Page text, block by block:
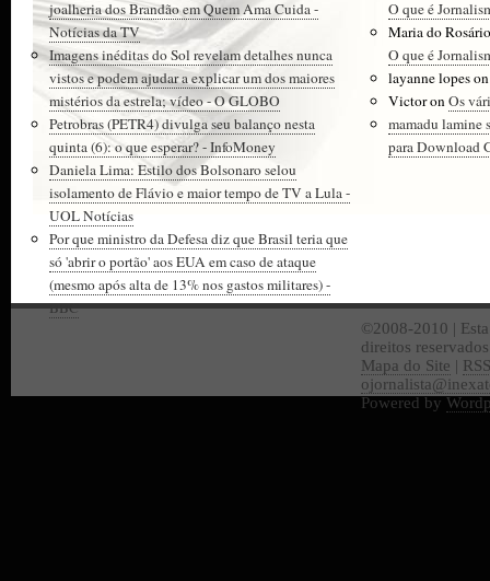
joalheria dos Brandão em Quem Ama Cuida -
Notícias da TV
Imagens inéditas do Sol revelam detalhes nunca
vistos e podem ajudar a explicar um dos maiores
mistérios da estrela; vídeo - O GLOBO
Petrobras (PETR4) divulga seu balanço nesta
quinta (6): o que esperar? - InfoMoney
Daniela Lima: Estilo dos Bolsonaro selou
isolamento de Flávio e maior tempo de TV a Lula -
UOL Notícias
Por que ministro da Defesa diz que Brasil teria que
só 'abrir o portão' aos EUA em caso de ataque
(mesmo após alta de 13% nos gastos militares) -
BBC
O que é
Maria do
O que é
layanne lopes
VictoronOs
mamadu lamine
para Download
©2008-2010 |
direitos
Mapa do Site | RSS
Powered by